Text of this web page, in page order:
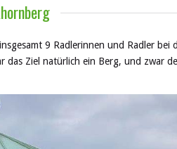
9 Radlerinnen und Radler bei
das Ziel natürlich ein Berg, und zwar